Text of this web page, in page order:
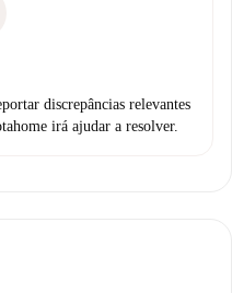
discrepâncias relevantes
irá ajudar a resolver.